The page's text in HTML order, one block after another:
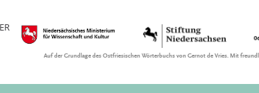
Auf der Grundlage des Ostfriesischen Wörterbuchs von Gernot de Vries. Mit